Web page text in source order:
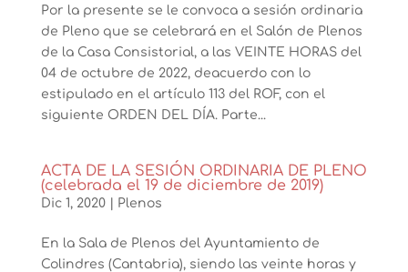
Por la presente se le convoca a sesión ordinaria
de Pleno que se celebrará en el Salón de Plenos
de la Casa Consistorial, a las VEINTE HORAS del
04 de octubre de 2022, deacuerdo con lo
estipulado en el artículo 113 del ROF, con el
siguiente ORDEN DEL DÍA. Parte...
ACTA DE LA SESIÓN ORDINARIA DE PLENO
(celebrada el 19 de diciembre de 2019)
Dic 1, 2020| Plenos
En la Sala de Plenos del Ayuntamiento de
Colindres (Cantabria), siendo las veinte horas y